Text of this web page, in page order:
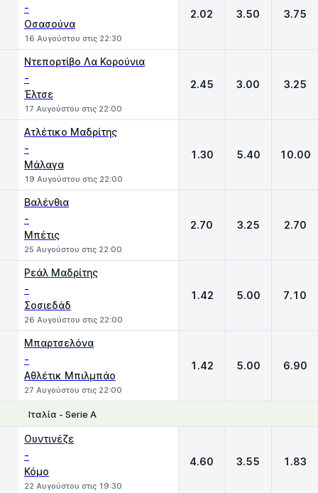
-
Οσασούνα
16 Αυγούστου στις 22:30
2.02 3.50 3.75
Ντεπορτίβο Λα Κορούνια
-
Έλτσε
17 Αυγούστου στις 22:00
2.45 3.00 3.25
Ατλέτικο Μαδρίτης
-
Μάλαγα
19 Αυγούστου στις 22:00
1.30 5.40 10.00
Βαλένθια
-
Μπέτις
25 Αυγούστου στις 22:00
2.70 3.25 2.70
Ρεάλ Μαδρίτης
-
Σοσιεδάδ
26 Αυγούστου στις 22:00
1.42 5.00 7.10
Μπαρτσελόνα
-
Αθλέτικ Μπιλμπάο
27 Αυγούστου στις 22:00
1.42 5.00 6.90
Ιταλία - Serie A
Ουντινέζε
-
Κόμο
22 Αυγούστου στις 19:30
4.60 3.55 1.83